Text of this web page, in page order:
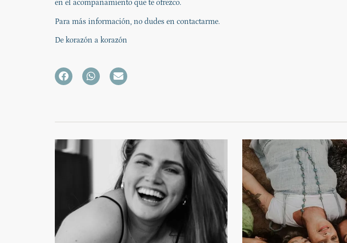
en el acompañamiento que te ofrezco.
Para más información, no dudes en contactarme.
De korazón a korazón